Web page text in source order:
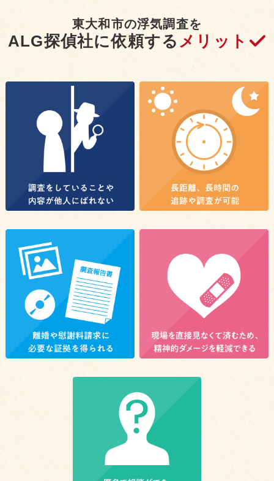
東大和市の浮気調査を
ALG探偵社に依頼する メリット